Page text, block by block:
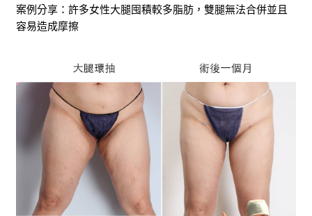
案例分享：許多女性大腿囤積較多脂肪，雙腿無法合併並且
容易造成摩擦